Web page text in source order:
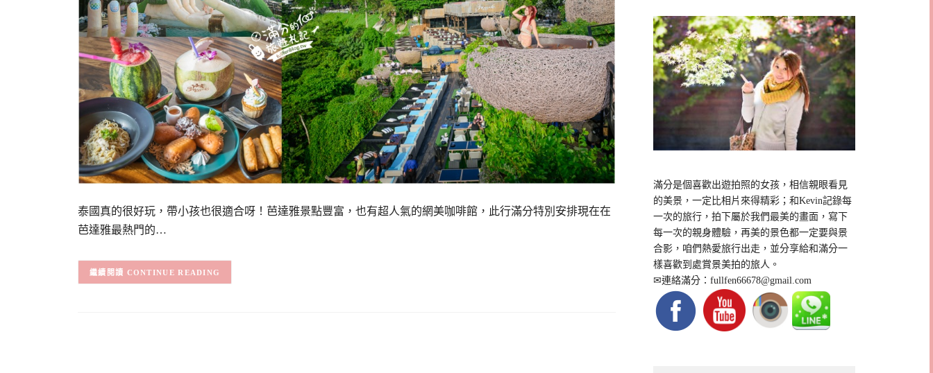
泰國真的很好玩，帶小孩也很適合呀！芭達雅景點豐富，也有超人氣的網美咖啡館，此行滿分特別安排現在在
芭達雅最熱門的…
CONTINUE READING
滿分是個喜歡出遊拍照的女孩，相信親眼看見
的美景，一定比相片來得精彩；和Kevin記錄每
一次的旅行，拍下屬於我們最美的畫面，寫下
每一次的親身體驗，再美的景色都一定要與景
合影，咱們熱愛旅行出走，並分享給和滿分一
樣喜歡到處賞景美拍的旅人。
✉連絡滿分：fullfen66678@gmail.com